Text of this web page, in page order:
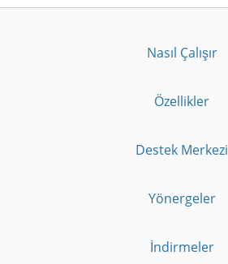
Nasıl Çalışır
Özellikler
Destek Merkezi
Yönergeler
İndirmeler